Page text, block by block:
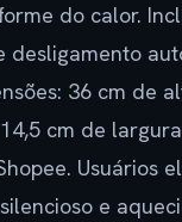
do calor.
desligamento
36 cm de
cm de
Usuários
e